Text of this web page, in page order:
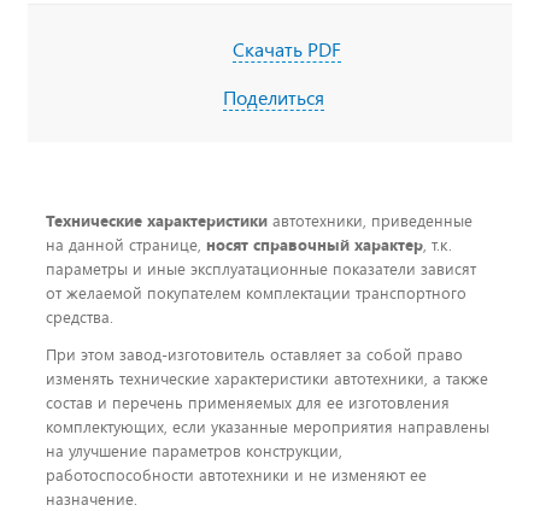
Скачать PDF
Поделиться
Технические характеристики автотехники, приведенные
на данной странице, носят справочный характер, т.к.
параметры и иные эксплуатационные показатели зависят
от желаемой покупателем комплектации транспортного
средства.
При этом завод-изготовитель оставляет за собой право
изменять технические характеристики автотехники, а также
состав и перечень применяемых для ее изготовления
комплектующих, если указанные мероприятия направлены
на улучшение параметров конструкции,
работоспособности автотехники и не изменяют ее
назначение.